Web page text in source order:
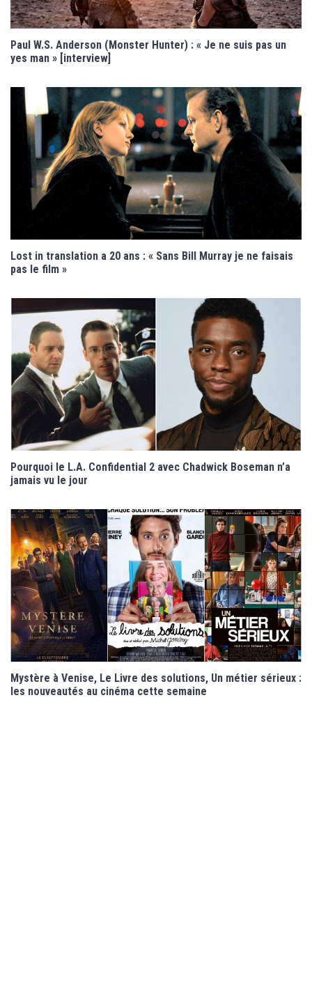
Paul W.S. Anderson (Monster Hunter) : « Je ne suis pas un
yes man » [interview]
Lost in translation a 20 ans : « Sans Bill Murray je ne faisais
pas le film »
Pourquoi le L.A. Confidential 2 avec Chadwick Boseman n’a
jamais vu le jour
Mystère à Venise, Le Livre des solutions, Un métier sérieux :
les nouveautés au cinéma cette semaine